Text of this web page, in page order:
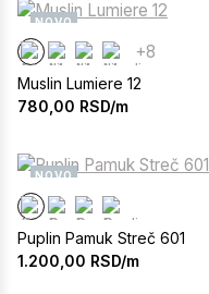
NOVO
+8
Muslin Lumiere 12
780,00 RSD/m
NOVO
Puplin Pamuk Streč 601
1.200,00 RSD/m